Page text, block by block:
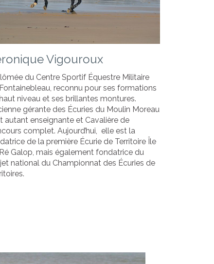
Vigouroux
du Centre Sportif Équestre Militaire
reconnu pour ses formations
niveau et ses brillantes montures.
gérante des Écuries du Moulin Moreau
autant enseignante et Cavalière de
complet. Aujourd’hui, elle est la
de la première Écurie de Territoire Île
Galop, mais également fondatrice du
national du Championnat des Écuries de